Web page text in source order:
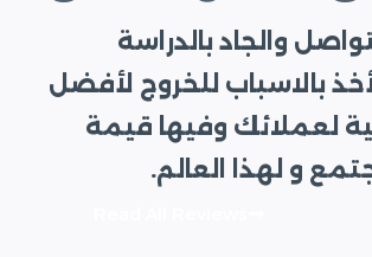
والجاد بالدراسة
بالاسباب للخروج لأفضل
لعملائك وفيها قيمة
و لهذا العالم.